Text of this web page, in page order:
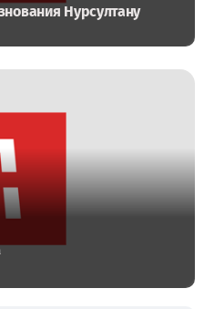
Нурсултану